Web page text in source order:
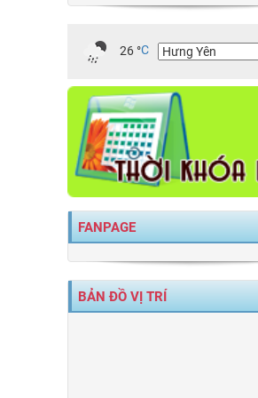
26°C
FANPAGE
BẢN ĐỒ VỊ TRÍ